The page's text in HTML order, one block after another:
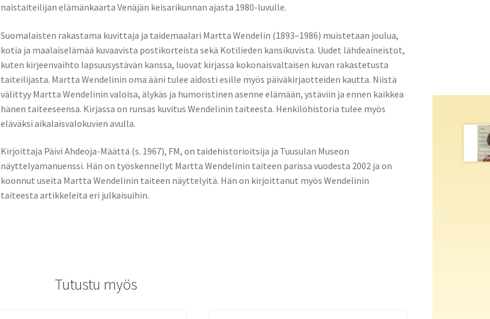
naistaiteilijan elämänkaarta Venäjän keisarikunnan ajasta 1980-luvulle.
Suomalaisten rakastama kuvittaja ja taidemaalari Martta Wendelin (1893–1986) muistetaan joulua,
kotia ja maalaiselämää kuvaavista postikorteista sekä Kotilieden kansikuvista. Uudet lähdeaineistot,
kuten kirjeenvaihto lapsuusystävän kanssa, luovat kirjassa kokonaisvaltaisen kuvan rakastetusta
taiteilijasta. Martta Wendelinin oma ääni tulee aidosti esille myös päiväkirjaotteiden kautta. Niistä
välittyy Martta Wendelinin valoisa, älykäs ja humoristinen asenne elämään, ystäviin ja ennen kaikkea
hänen taiteeseensa. Kirjassa on runsas kuvitus Wendelinin taiteesta. Henkilöhistoria tulee myös
eläväksi aikalaisvalokuvien avulla.
Kirjoittaja Päivi Ahdeoja-Määttä (s. 1967), FM, on taidehistorioitsija ja Tuusulan Museon
näyttelyamanuenssi. Hän on työskennellyt Martta Wendelinin taiteen parissa vuodesta 2002 ja on
koonnut useita Martta Wendelinin taiteen näyttelyitä. Hän on kirjoittanut myös Wendelinin
taiteesta artikkeleita eri julkaisuihin.
Tutustu myös